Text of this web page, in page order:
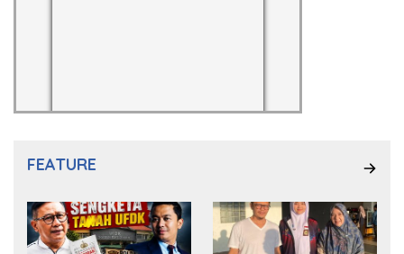
FEATURE